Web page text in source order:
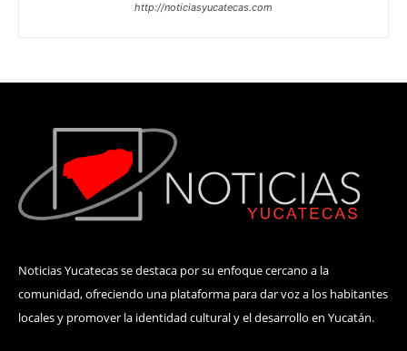
http://noticiasyucatecas.com
Noticias Yucatecas se destaca por su enfoque cercano a la
comunidad, ofreciendo una plataforma para dar voz a los habitantes
locales y promover la identidad cultural y el desarrollo en Yucatán.